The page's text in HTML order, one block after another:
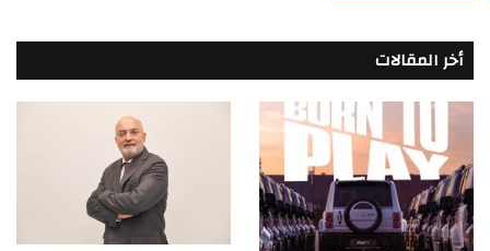
أخر المقالات